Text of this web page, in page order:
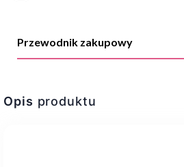
Przewodnik zakupowy
Opis produktu